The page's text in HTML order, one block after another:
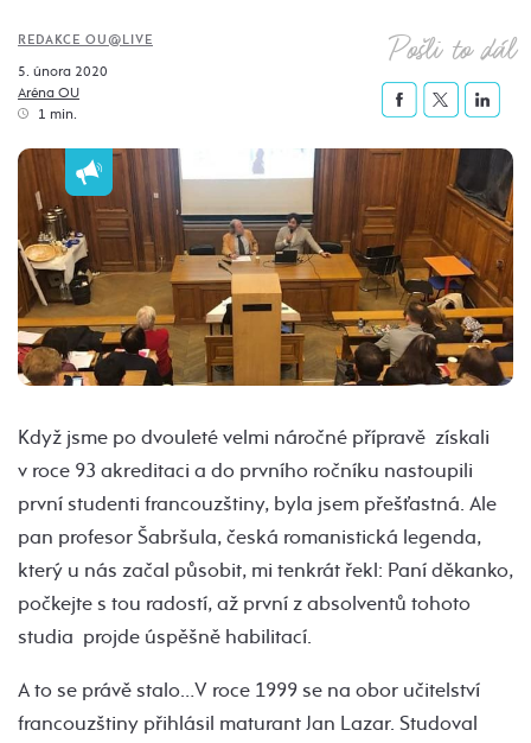
REDAKCE OU@LIVE
5. února 2020
Aréna OU
1 min.
Pošli to dál
Když jsme po dvouleté velmi náročné přípravě získali
v roce 93 akreditaci a do prvního ročníku nastoupili
první studenti francouzštiny, byla jsem přešťastná. Ale
pan profesor Šabršula, česká romanistická legenda,
který u nás začal působit, mi tenkrát řekl: Paní děkanko,
počkejte s tou radostí, až první z absolventů tohoto
studia projde úspěšně habilitací.
A to se právě stalo…V roce 1999 se na obor učitelství
francouzštiny přihlásil maturant Jan Lazar. Studoval